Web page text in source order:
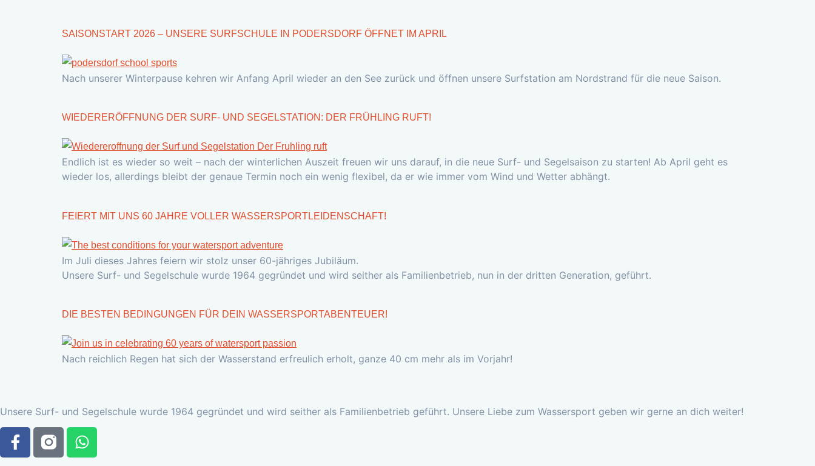
SAISONSTART 2026 – UNSERE SURFSCHULE IN PODERSDORF ÖFFNET IM APRIL
Nach unserer Winterpause kehren wir Anfang April wieder an den See zurück und öffnen unsere Surfstation am Nordstrand für die neue Saison.
WIEDERERÖFFNUNG DER SURF- UND SEGELSTATION: DER FRÜHLING RUFT!
Endlich ist es wieder so weit – nach der winterlichen Auszeit freuen wir uns darauf, in die neue Surf- und Segelsaison zu starten! Ab April geht es
wieder los, allerdings bleibt der genaue Termin noch ein wenig flexibel, da er wie immer vom Wind und Wetter abhängt.
FEIERT MIT UNS 60 JAHRE VOLLER WASSERSPORTLEIDENSCHAFT!
Im Juli dieses Jahres feiern wir stolz unser 60-jähriges Jubiläum.
Unsere Surf- und Segelschule wurde 1964 gegründet und wird seither als Familienbetrieb, nun in der dritten Generation, geführt.
DIE BESTEN BEDINGUNGEN FÜR DEIN WASSERSPORTABENTEUER!
Nach reichlich Regen hat sich der Wasserstand erfreulich erholt, ganze 40 cm mehr als im Vorjahr!
Unsere Surf- und Segelschule wurde 1964 gegründet und wird seither als Familienbetrieb geführt. Unsere Liebe zum Wassersport geben wir gerne an dich weiter!